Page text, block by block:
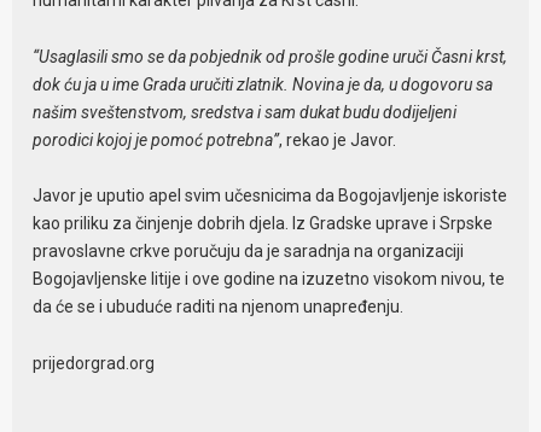
“Usaglasili smo se da pobjednik od prošle godine uruči Časni krst,
dok ću ja u ime Grada uručiti zlatnik. Novina je da, u dogovoru sa
našim sveštenstvom, sredstva i sam dukat budu dodijeljeni
porodici kojoj je pomoć potrebna”, rekao je Javor.
Javor je uputio apel svim učesnicima da Bogojavljenje iskoriste
kao priliku za činjenje dobrih djela. Iz Gradske uprave i Srpske
pravoslavne crkve poručuju da je saradnja na organizaciji
Bogojavljenske litije i ove godine na izuzetno visokom nivou, te
da će se i ubuduće raditi na njenom unapređenju.
prijedorgrad.org